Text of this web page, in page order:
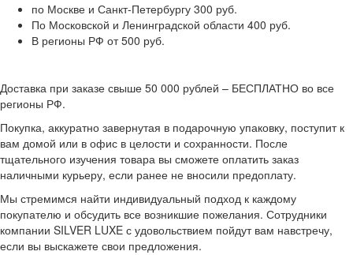
по Москве и Санкт-Петербургу 300 руб.
По Московской и Ленинградской области 400 руб.
В регионы РФ от 500 руб.
Доставка при заказе свыше 50 000 рублей – БЕСПЛАТНО во все
регионы РФ.
Покупка, аккуратно завернутая в подарочную упаковку, поступит к
вам домой или в офис в целости и сохранности. После
тщательного изучения товара вы сможете оплатить заказ
наличными курьеру, если ранее не вносили предоплату.
Мы стремимся найти индивидуальный подход к каждому
покупателю и обсудить все возникшие пожелания. Сотрудники
компании SILVER LUXE с удовольствием пойдут вам навстречу,
если вы выскажете свои предложения.